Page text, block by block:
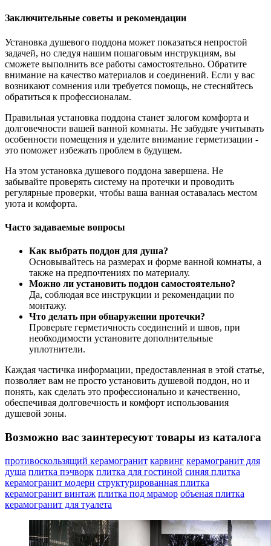
Заключительные советы и рекомендации
Установка душевого поддона может показаться непростой
задачей, но следуя нашим пошаговым инструкциям, вы
сможете выполнить все работы самостоятельно. Обратите
внимание на качество материалов и соединений. Если у вас
возникают сомнения или требуется помощь, не стесняйтесь
обратиться к профессионалам.
Правильная установка поддона станет залогом комфорта и
долговечности вашей ванной комнаты. Не забудьте учитывать
особенности помещения и уделите внимание герметизации -
это поможет избежать проблем в будущем.
На этом установка душевого поддона завершена. Не
забывайте проверять систему на протечки и проводить
регулярные проверки, чтобы ваша ванная оставалась местом
уюта и комфорта.
Часто задаваемые вопросы
Как выбрать поддон для душа?
Основывайтесь на размерах и форме ванной комнаты, а
также на предпочтениях по материалу.
Можно ли установить поддон самостоятельно?
Да, соблюдая все инструкции и рекомендации по
монтажу.
Что делать при обнаружении протечки?
Проверьте герметичность соединений и швов, при
необходимости установите дополнительные
уплотнители.
Каждая частичка информации, предоставленная в этой статье,
позволяет вам не просто установить душевой поддон, но и
понять, как сделать это профессионально и качественно,
обеспечивая долговечность и комфорт использования
душевой зоны.
Возможно вас заинтересуют товары из каталога
противоскользящий керамогранит карвинг керамогранит для
душа плитка пэчворк плитка для гостиной синяя плитка
керамогранит модерн структурированная плитка
керамогранит винтаж плитка под мрамор объеная плитка
керамогранит для туалета